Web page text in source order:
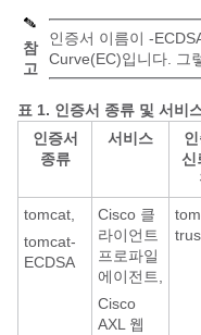
참
고
인증서 이름이 -
Curve(EC)입니다. 그
표 1. 인증서 종류 및 서비
인증서
종류
서비스
신
tomcat,
tomcat-
ECDSA
Cisco 클
라이언트
프로파일
에이전트,
Cisco
AXL 웹